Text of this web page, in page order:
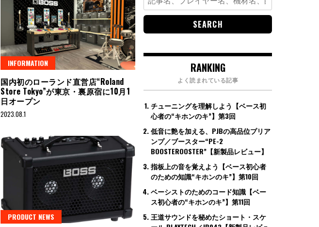
INFORMATION
国内初のローランド直営店“Roland
Store Tokyo”が東京・裏原宿に10月1
日オープン
2023.08.1
PRODUCT NEWS
for:
RANKING
よく読まれている記事
チューニングを理解しよう【ベース初
心者の“キホンのキ”】第3回
低音に艶を加える、PJBの高品位プリア
ンプ／ブースター“PE-2
BOOSTEROOSTER”【新製品レビュー】
指板上の音を覚えよう【ベース初心者
のための知識“キホンのキ”】第10回
ベーシストのためのコード知識【ベー
ス初心者の“キホンのキ”】第11回
王道サウンドを秘めたショート・スケ